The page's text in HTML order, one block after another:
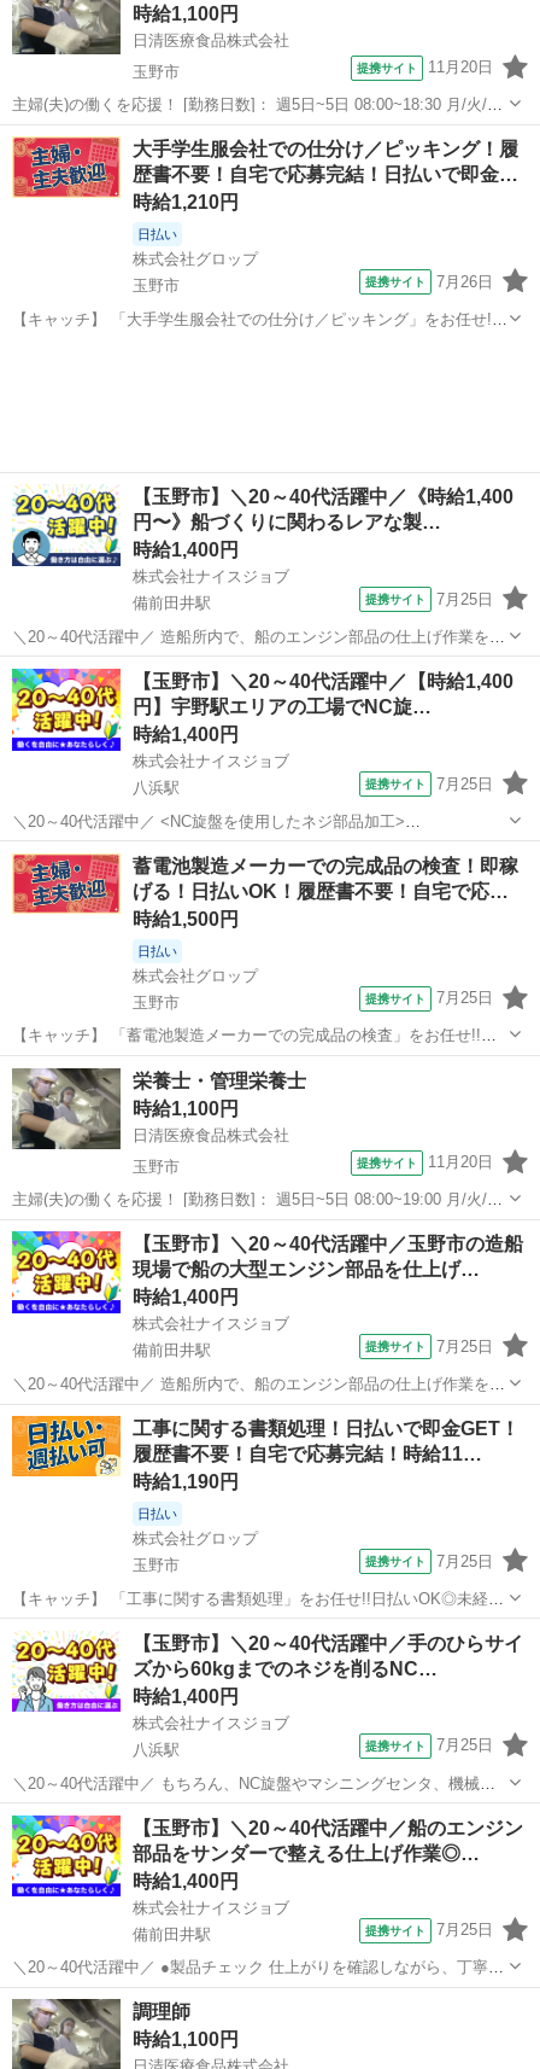
初任者研...
時給1,100円
日清医療食品株式会社
玉野市
提携サイト 11月20日
主婦(夫)の働くを応援！ [勤務日数]： 週5日~5日 08:00~18:30 月/火/水/
木/金/土/日 などから選べます [勤務地・最寄駅]： 岡山県玉野市宇野２
丁目３－１ 日清医療食品株式会社 神戸支店 地方独立行...
岡山 玉野市 栄養士
大手学生服会社での仕分け／ピッキング！履
歴書不要！自宅で応募完結！日払いで即金…
時給1,210円
日払い
株式会社グロップ
玉野市
提携サイト 7月26日
【キャッチ】 「大手学生服会社での仕分け／ピッキング」をお任せ!!
【玉野市】＼20～40代活躍中／《時給1,400
円〜》船づくりに関わるレアな製…
時給1,400円
株式会社ナイスジョブ
備前田井駅
提携サイト 7月25日
＼20～40代活躍中／ 造船所内で、船のエンジン部品の仕上げ作業を担
当していただきます。 ・・・・・・・・・・・・・ ◇製品チェック
仕上がりを確認しながら、丁寧に作業を進めます。
・・・・・・・・・・・・・ ◇歓迎資...
岡山 玉野市 備前田井駅
【玉野市】＼20～40代活躍中／【時給1,400
円】宇野駅エリアの工場でNC旋…
時給1,400円
株式会社ナイスジョブ
八浜駅
提携サイト 7月25日
＼20～40代活躍中／ <NC旋盤を使用したネジ部品加工>
・・・・・・・・・・・・・ 製品サイズは手のひらサイズの小型部品
から最大60kg程度のネジまで幅広く、加工技術を磨きながら成長でき
ます。 経験豊富なスタッフがサ...
岡山 玉野市 八浜駅
蓄電池製造メーカーでの完成品の検査！即稼
げる！日払いOK！履歴書不要！自宅で応…
時給1,500円
日払い
株式会社グロップ
玉野市
提携サイト 7月25日
【キャッチ】 「蓄電池製造メーカーでの完成品の検査」をお任せ!!日
払いで好きな時にお給料GET☆未経験スタッフ活躍中★〈きれいな製
造工場での完成品の検査！〉大手企業×日勤×土日休み♪冷暖房完備！
未経験者活躍中◎ 【コメント...
岡山 玉野市 工場
栄養士・管理栄養士
時給1,100円
日清医療食品株式会社
玉野市
提携サイト 11月20日
主婦(夫)の働くを応援！ [勤務日数]： 週5日~5日 08:00~19:00 月/火/水/
木/金/土/日 などから選べます [勤務地・最寄駅]： 岡山県玉野市玉３－
２－１ 日清医療食品株式会社 神戸支店 地方独立行政法...
岡山 玉野市 栄養士
【玉野市】＼20～40代活躍中／玉野市の造船
現場で船の大型エンジン部品を仕上げ…
時給1,400円
株式会社ナイスジョブ
備前田井駅
提携サイト 7月25日
＼20～40代活躍中／ 造船所内で、船のエンジン部品の仕上げ作業を担
当していただきます。 ━━━━━━━━━━ ・仕上げ作業 製品を滑
らかに整え、出荷前の最終工程を行います。 ━━━━━━━━━━ ・
製品チェック 仕上...
岡山 玉野市 備前田井駅 工場
工事に関する書類処理！日払いで即金GET！
履歴書不要！自宅で応募完結！時給11…
時給1,190円
日払い
株式会社グロップ
玉野市
提携サイト 7月25日
【キャッチ】 「工事に関する書類処理」をお任せ!!日払いOK◎未経験
スタッフ活躍中♪＜大手企業×事務のお仕事♪＞PC基本操作ができれば
OK！車通勤可【土日祝休み＆長期休暇あり】 【コメント】 ＊＊充実
したお仕事探しをサポー...
岡山 玉野市 一般事務
【玉野市】＼20～40代活躍中／手のひらサイ
ズから60kgまでのネジを削るNC…
時給1,400円
株式会社ナイスジョブ
八浜駅
提携サイト 7月25日
＼20～40代活躍中／ もちろん、NC旋盤やマシニングセンタ、機械加
工の経験がある方は即戦力として活躍できます! ======== <NC旋盤
を使用したネジ部品加工> ======== 産業機械に使用されるネジ部品
を製...
岡山 玉野市 八浜駅
【玉野市】＼20～40代活躍中／船のエンジン
部品をサンダーで整える仕上げ作業◎…
時給1,400円
株式会社ナイスジョブ
備前田井駅
提携サイト 7月25日
＼20～40代活躍中／ ●製品チェック 仕上がりを確認しながら、丁寧に
作業を進めます。 -------- ●歓迎資格:自由研削といしの取替え等の業務
に係る特別教育 -------- 扱うのは船に使用される大型エンジン部...
岡山 玉野市 備前田井駅
調理師
時給1,100円